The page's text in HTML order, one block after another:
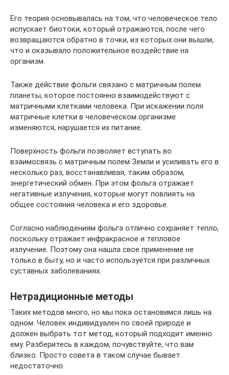
Его теория основывалась на том, что человеческое тело
испускает биотоки, который отражаются, после чего
возвращаются обратно в точки, из которых они вышли,
что и оказывало положительное воздействие на
организм.
Также действие фольги связано с матричным полем
планеты, которое постоянно взаимодействуют с
матричными клетками человека. При искажении поля
матричные клетки в человеческом организме
изменяются, нарушается их питание.
Поверхность фольги позволяет вступать во
взаимосвязь с матричным полем Земли и усиливать его в
несколько раз, восстанавливая, таким образом,
энергетический обмен. При этом фольга отражает
негативные излучения, которые могут повлиять на
общее состояния человека и его здоровье.
Согласно наблюдениям фольга отлично сохраняет тепло,
поскольку отражает инфракрасное и тепловое
излучение. Поэтому она нашла свое применение не
только в быту, но и часто используется при различных
суставных заболеваниях.
Нетрадиционные методы
Таких методов много, но мы пока остановимся лишь на
одном. Человек индивидуален по своей природе и
должен выбрать тот метод, который подходит именно
ему. Разберитесь в каждом, почувствуйте, что вам
близко. Просто совета в таком случае бывает
недостаточно.